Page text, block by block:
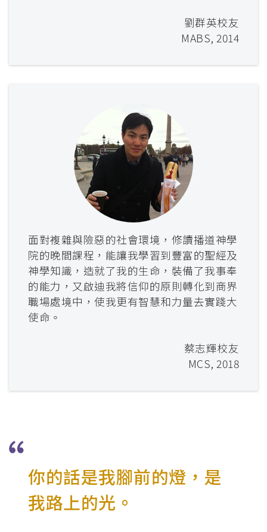
劉群英校友
MABS, 2014
面對複雜與險惡的社會環境，修讀播道神學
院的晚間課程，能讓我學習到豐富的聖經及
神學知識，造就了我的生命，裝備了我事奉
的能力，又啟迪我將信仰的原則轉化到商界
職場處境中，使我更有智慧和力量去實踐大
使命。
蔡志輝校友
MCS, 2018
你的話是我腳前的燈，⁢是
我路上的光。